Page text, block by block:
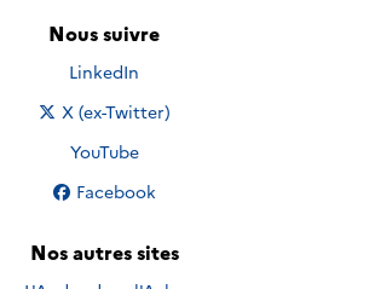
Nous suivre
Nous suivre sur
LinkedIn
Nous suivre sur
X (ex-Twitter)
Nous suivre sur
YouTube
Nous suivre sur
Facebook
Nos autres sites